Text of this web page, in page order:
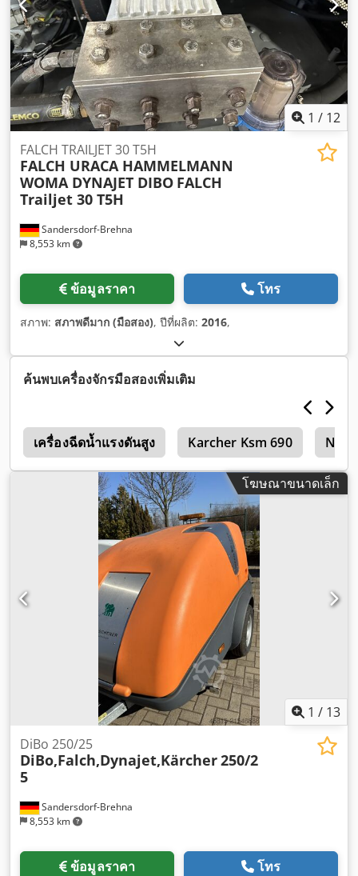
1 / 12
Sandersdorf-Brehna
8,553 km
FALCH TRAILJET 30 T5H
FALCH URACA HAMMELMANN
WOMA DYNAJET DIBO FALCH
Trailjet 30 T5H
ข้อมูลราคา โทร
สภาพ: สภาพดีมาก (มือสอง), ปีที่ผลิต: 2016,
ค้นพบเครื่องจักรมือสองเพิ่มเติม
เครื่องฉีดน้ำแรงดันสูง Karcher Ksm 690
โฆษณาขนาดเล็ก
1 / 13
Sandersdorf-Brehna
8,553 km
DiBo 250/25
DiBo,Falch,Dynajet,Kärcher250/2
5
ข้อมูลราคา โทร